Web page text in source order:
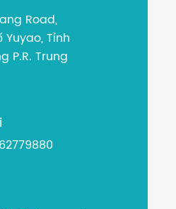
Road,
Tỉnh
P.R. Trung